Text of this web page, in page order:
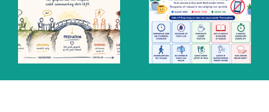
Altijd aan
staan? De
mythe van
snel
Ontzempic:
de mentale
prik tegen
altijd